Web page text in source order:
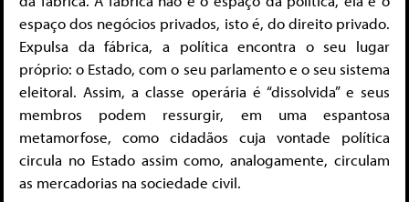
espaço dos negócios privados, isto é, do direito privado.
Expulsa da fábrica, a política encontra o seu lugar
próprio: o Estado, com o seu parlamento e o seu sistema
eleitoral. Assim, a classe operária é “dissolvida” e seus
membros podem ressurgir, em uma espantosa
metamorfose, como cidadãos cuja vontade política
circula no Estado assim como, analogamente, circulam
as mercadorias na sociedade civil.